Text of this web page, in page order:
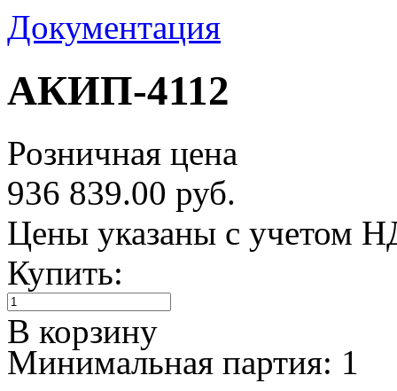
Документация
АКИП-4112
Розничная цена
936 839.00 руб.
Цены указаны с учетом
Купить:
В корзину
Минимальная партия: 1